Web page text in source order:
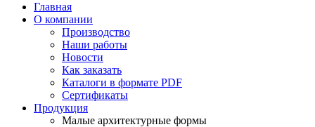
Главная
О компании
Производство
Наши работы
Новости
Как заказать
Каталоги в формате PDF
Сертификаты
Продукция
Малые архитектурные формы